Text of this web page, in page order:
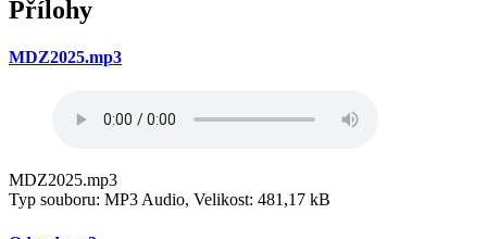
Přílohy
MDZ2025.mp3
MDZ2025.mp3
Typ souboru: MP3 Audio, Velikost: 481,17 kB